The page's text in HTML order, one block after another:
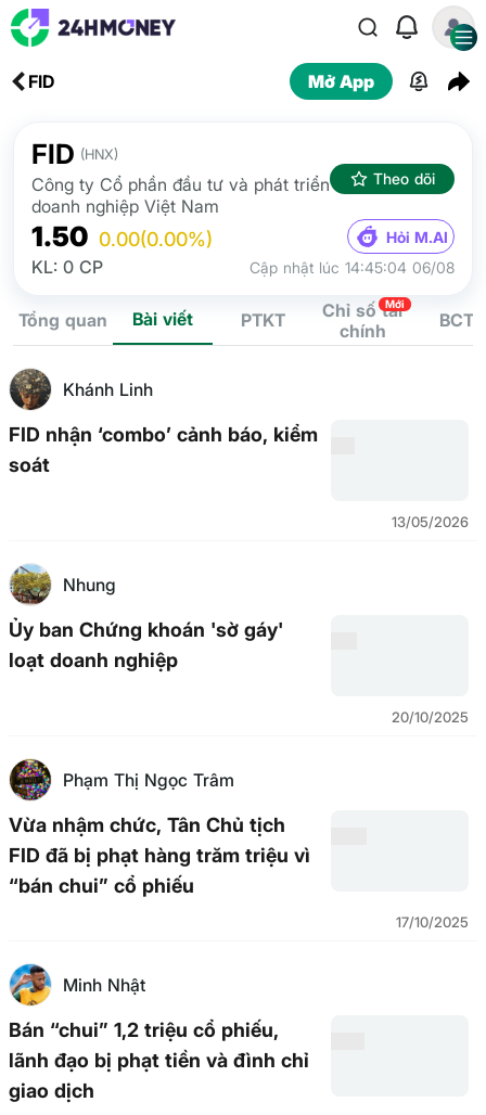
FID Mở App
FID (HNX)
Công ty Cổ phần đầu tư và phát triển
doanh nghiệp Việt Nam
Theo dõi
1.50 0.00(0.00%) Hỏi M.AI
KL: 0 CP Cập nhật lúc 14:45:04 06/08
Tổng quan Bài viết PTKT
Chỉ số tài
chính
Mới
BCTC
Khánh Linh
FID nhận ‘combo’ cảnh báo, kiểm
soát
13/05/2026
Nhung
Ủy ban Chứng khoán 'sờ gáy'
loạt doanh nghiệp
20/10/2025
Phạm Thị Ngọc Trâm
Vừa nhậm chức, Tân Chủ tịch
FID đã bị phạt hàng trăm triệu vì
“bán chui” cổ phiếu
17/10/2025
Minh Nhật
Bán “chui” 1,2 triệu cổ phiếu,
lãnh đạo bị phạt tiền và đình chỉ
giao dịch